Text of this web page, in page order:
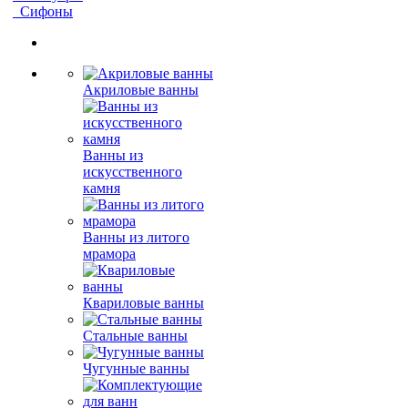
Сифоны
Акриловые ванны
Ванны из
искусственного
камня
Ванны из литого
мрамора
Квариловые ванны
Стальные ванны
Чугунные ванны